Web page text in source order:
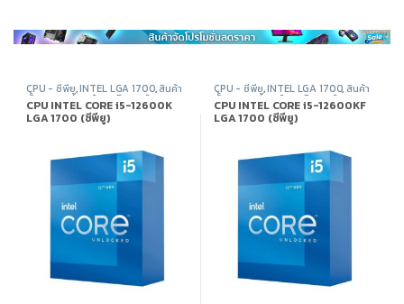
CPU - ซีพียู,INTEL LGA 1700,สินค้า
ทั้งหมด,อุปกรณ์คอมพิวเตอร์
CPU INTEL CORE i5-12600K
LGA 1700 (ซีพียู)
CPU - ซีพียู,INTEL LGA 1700, สินค้า
ทั้งหมด,อุปกรณ์คอมพิวเตอร์
CPU INTEL CORE i5-12600KF
LGA 1700 (ซีพียู)